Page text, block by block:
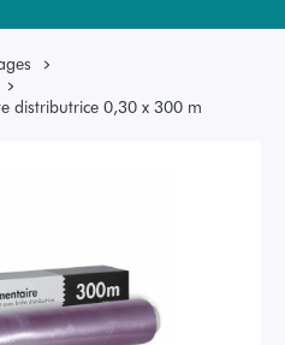
distributrice 0,30 x 300 m